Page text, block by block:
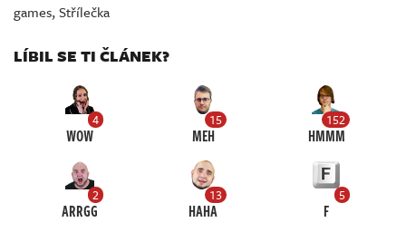
games,Střílečka
LÍBIL SE TI ČLÁNEK?
4
WOW
15
MEH
152
HMMM
2
ARRGG
13
HAHA
5
F